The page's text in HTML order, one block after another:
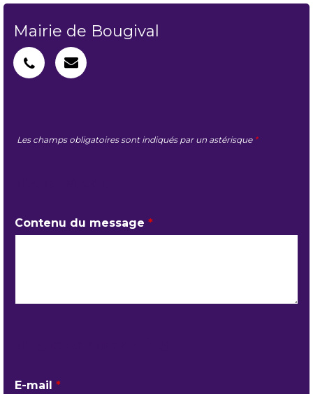
Mairie de Bougival
Les champs obligatoires sont indiqués par un astérisque *
Contenu du message *
E-mail *